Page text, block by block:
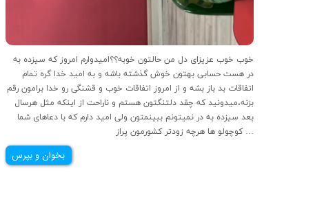
در هست حسابی بهتون خوش گذشته باشه و به امید خدا گره تمام
اتفاقات بد باز بشه و از امروز اتفاقات خوب و قشنگی رو خدا برامون رقم
بزنه،میدونید که چقد دلتنگتون هستم و ناراحت از اینکه مثل هرسال
بعد سیزده به در نمیتونم ببینمتون ولی امید دارم که با دعاهای شما
کوچولو ها هرچه زودتر کشورمون پراز …
بخوان و بپرس